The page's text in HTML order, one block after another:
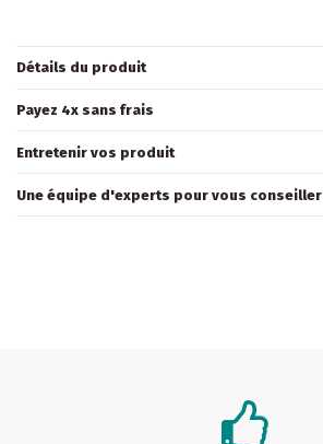
Détails du produit
Payez 4x sans frais
Entretenir vos produit
Une équipe d'experts pour vous conseiller